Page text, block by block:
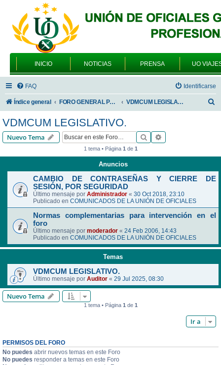
INICIO NOTICIAS PRENSA UO
FAQ Identificarse
Índice general FORO GENERAL PARA TODOS LOS USUARIOS VDMCUM LEGISLATIVO.
VDMCUM LEGISLATIVO.
Nuevo Tema Buscar
1 tema • Página 1 de 1
Anuncios
CAMBIO DE CONTRASEÑAS Y CIERRE DE
SESIÓN, POR SEGURIDAD
Último mensaje por Administrador « 30 Oct 2018, 23:10
Publicado en COMUNICADOS DE LA UNIÓN DE OFICIALES
Normas complementarias para intervención en el
foro
Último mensaje por moderador « 24 Feb 2006, 14:43
Publicado en COMUNICADOS DE LA UNIÓN DE OFICIALES
Temas
VDMCUM LEGISLATIVO.
Último mensaje por Auditor « 29 Jul 2025, 08:30
Nuevo Tema
1 tema • Página 1 de 1
Ir a
PERMISOS DEL FORO
No puedes abrir nuevos temas en este Foro
No puedes responder a temas en este Foro